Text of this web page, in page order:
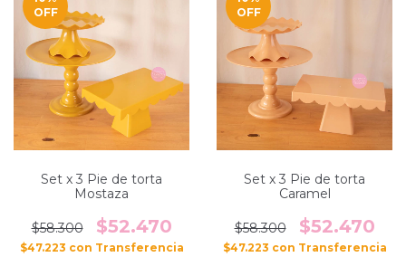
OFF
Set x 3 Pie de torta
Mostaza
$58.300 $52.470
$47.223 con
OFF
Set x 3 Pie de torta
Caramel
$58.300 $52.470
$47.223 con